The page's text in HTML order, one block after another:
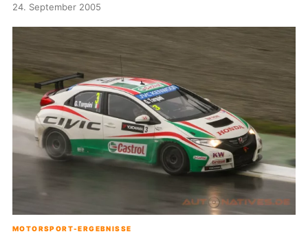
24. September 2005
MOTORSPORT-ERGEBNISSE